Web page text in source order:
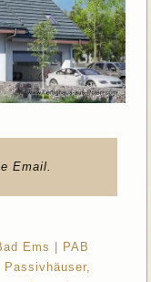
Email.
Ems | PAB